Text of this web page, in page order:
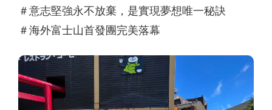
＃意志堅強永不放棄，是實現夢想唯一秘訣
＃海外富士山首發團完美落幕